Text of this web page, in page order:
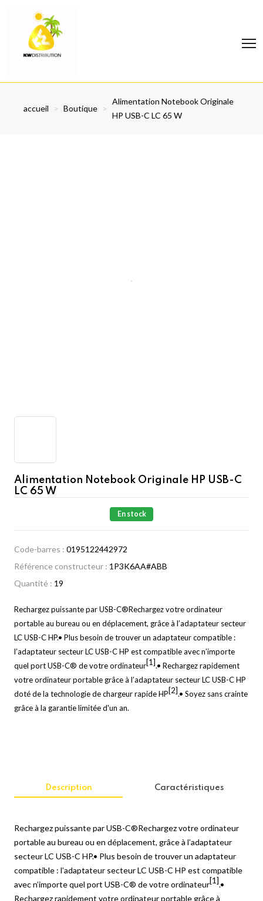
accueil > Boutique >
Alimentation Notebook Originale
HP USB-C LC 65 W
Alimentation Notebook Originale HP USB-C
LC 65 W
En stock
Code-barres : 0195122442972
Référence constructeur : 1P3K6AA#ABB
Quantité : 19
Rechargez puissante par USB-C®Rechargez votre ordinateur
portable au bureau ou en déplacement, grâce à l’adaptateur secteur
LC USB-C HP.• Plus besoin de trouver un adaptateur compatible :
l’adaptateur secteur LC USB-C HP est compatible avec n’importe
quel port USB-C® de votre ordinateur[1].• Rechargez rapidement
votre ordinateur portable grâce à l’adaptateur secteur LC USB-C HP
doté de la technologie de chargeur rapide HP[2].• Soyez sans crainte
grâce à la garantie limitée d'un an.
Description Caractéristiques
Rechargez puissante par USB-C®Rechargez votre ordinateur
portable au bureau ou en déplacement, grâce à l’adaptateur
secteur LC USB-C HP.• Plus besoin de trouver un adaptateur
compatible : l’adaptateur secteur LC USB-C HP est compatible
avec n’importe quel port USB-C® de votre ordinateur[1].•
Rechargez rapidement votre ordinateur portable grâce à